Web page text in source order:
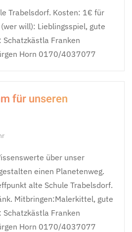
Trabelsdorf. Kosten: 1€ für
will): Lieblingsspiel, gute
Franken
Horn 0170/4037077
für unseren
über unser
einen Planetenweg.
alte Schule Trabelsdorf.
Mitbringen:Malerkittel, gute
Franken
Horn 0170/4037077